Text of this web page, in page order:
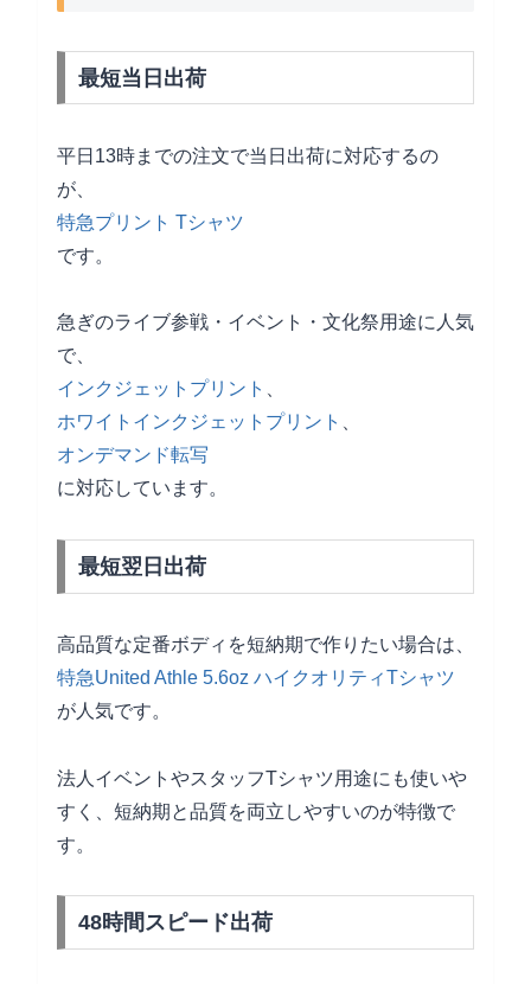
最短当日出荷
平日13時までの注文で当日出荷に対応するの
が、
特急プリント Tシャツ
です。
急ぎのライブ参戦・イベント・文化祭用途に人気
で、
インクジェットプリント
ホワイトインクジェットプリント
オンデマンド転写
に対応しています。
最短翌日出荷
高品質な定番ボディを短納期で作りたい場合は、
特急United Athle 5.6oz ハイクオリティTシャツ
が人気です。
法人イベントやスタッフTシャツ用途にも使いや
すく、短納期と品質を両立しやすいのが特徴で
す。
48時間スピード出荷